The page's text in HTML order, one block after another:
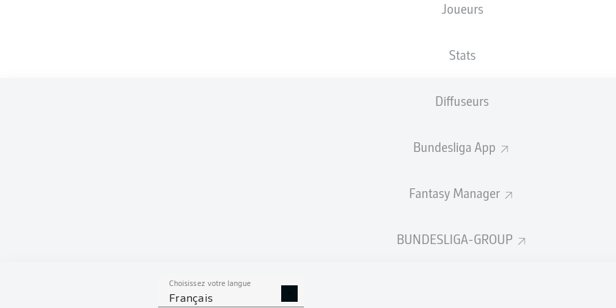
Joueurs
Stats
Diffuseurs
Bundesliga App
Fantasy Manager
BUNDESLIGA-GROUP
Choisissez votre langue
Français
XBUTS